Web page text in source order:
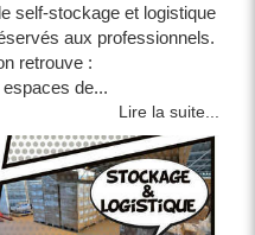
self-stockage et logistique
aux professionnels.
retrouve :
de...
Lire la suite...